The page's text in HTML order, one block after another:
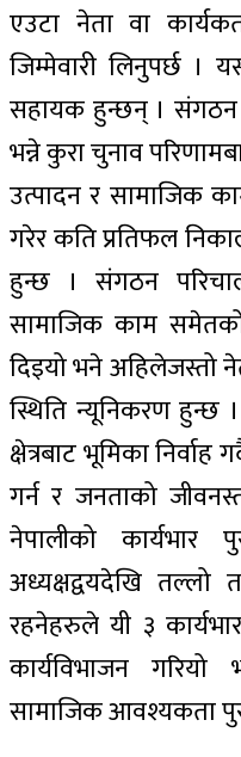
एउटा नेता वा
जिम्मेवारी लिनुपर्छ ।
सहायक हुन्छन् । संगठन
भन्ने कुरा चुनाव
उत्पादन र सामाजिक
गरेर कति प्रतिफल
हुन्छ । संगठन
सामाजिक काम
दिइयो भने अहिलेजस्तो
स्थिति न्यूनिकरण हुन्छ
क्षेत्रबाट भूमिका निर्वाह
गर्न र जनताको
नेपालीको
अध्यक्षद्वयदेखि तल्लो
रहनेहरुले यी ३
कार्यविभाजन
सामाजिक आवश्यकता